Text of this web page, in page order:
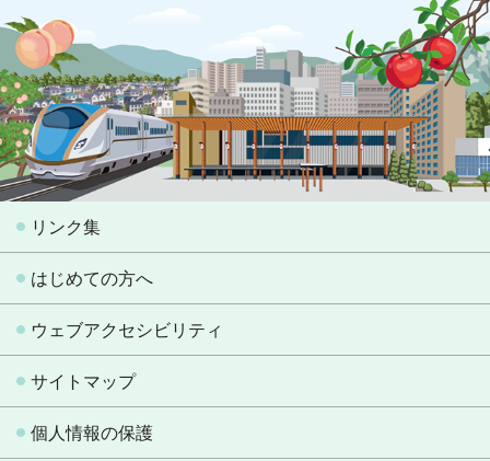
リンク集
はじめての方へ
ウェブアクセシビリティ
サイトマップ
個人情報の保護